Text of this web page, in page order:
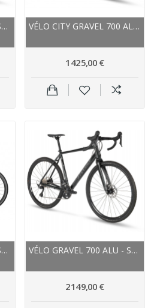
VÉLO GRAVEL 700 ALU - STEVENS 2025 TABOR - VERT... VÉLO CITY GRAVEL 700 ALU - STEVENS 2024 SUPRÊME...
1 425,00 €
VÉLO GRAVEL 700 ALU - SCOTT 2023 SPEEDSTER... VÉLO GRAVEL 700 ALU - STEVENS 2023 PRESTIGE -...
2 149,00 €